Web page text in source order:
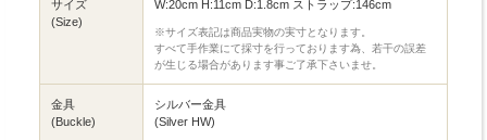
サイズ
(Size)
W:20cm H:11cm D:1.8cm ストラップ:146cm
※サイズ表記は商品実物の実寸となります。
すべて手作業にて採寸を行っております為、若干の誤差
が生じる場合があります事ご了承下さいませ。
金具
(Buckle)
シルバー金具
(Silver HW)